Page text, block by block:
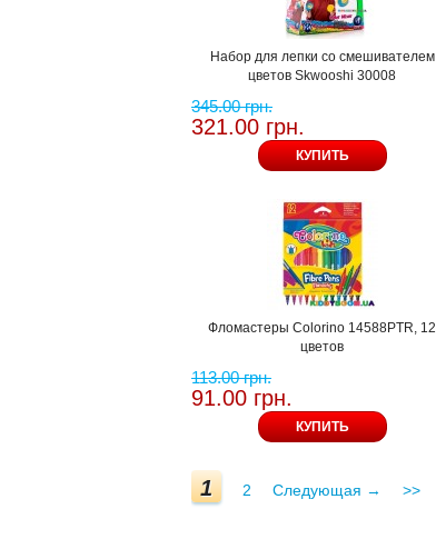
Набор для лепки со смешивателем
цветов Skwooshi 30008
345.00 грн.
321.00 грн.
КУПИТЬ
Фломастеры Colorino 14588PTR, 12
цветов
113.00 грн.
91.00 грн.
КУПИТЬ
1 2 Следующая → >>